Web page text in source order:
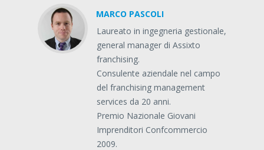
MARCO PASCOLI
Laureato in ingegneria gestionale,
general manager di Assixto
franchising.
Consulente aziendale nel campo
del franchising management
services da 20 anni.
Premio Nazionale Giovani
Imprenditori Confcommercio
2009.